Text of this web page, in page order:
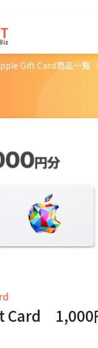
Gift Card商品一覧
Card 1,000